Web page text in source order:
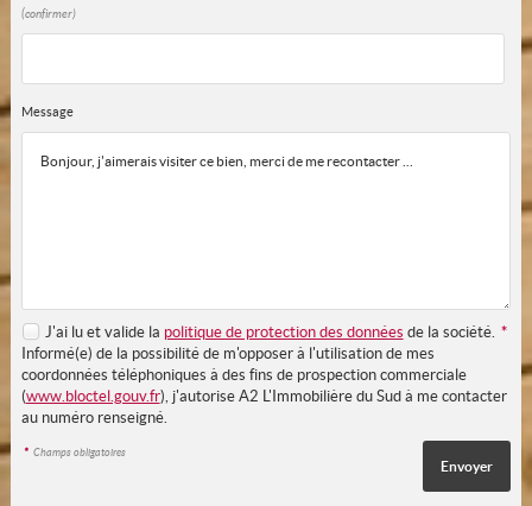
(confirmer)
Message
J'ai lu et valide la politique de protection des données de la société. *
Informé(e) de la possibilité de m'opposer à l'utilisation de mes
coordonnées téléphoniques à des fins de prospection commerciale
(www.bloctel.gouv.fr), j'autorise A2 L'Immobilière du Sud à me contacter
au numéro renseigné.
* Champs obligatoires